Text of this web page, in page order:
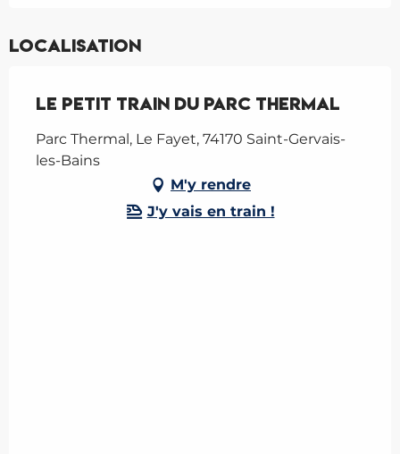
Localisation
Le Petit Train du Parc Thermal
Parc Thermal, Le Fayet, 74170 Saint-Gervais-
les-Bains
M'y rendre
J'y vais en train !